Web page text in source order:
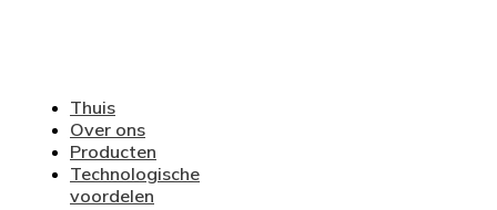
Thuis
Over ons
Producten
Technologische
voordelen